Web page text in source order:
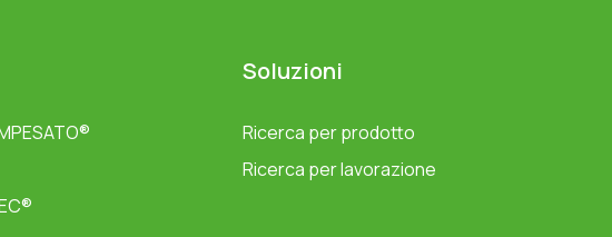
Soluzioni
Ricerca per prodotto
Ricerca per lavorazione